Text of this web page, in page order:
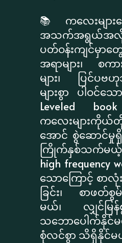
📚 ကလေးများက
အသက်အရွယ်အ
ပတ်ဝန်းကျင်မှာတွ
အရာများ၊ စက
များ၊ ပြင်ပ
များစွာ ပါဝင်သ
Leveled
ကလေးများကိုယ်
အောင် စွဲဆောင်မှု
ကြိုက်နှစ်သက်မယ့်
high frequency
သောကြောင့် စာလုံ
ခြင်း၊ စာဖတ်စွမ်
မယ်၊ လျှင်မြ
သဘောပေါက်နို
စုံလင်စွာ သိရှိနိုင်မ